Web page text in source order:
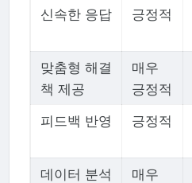
신속한 응답
긍정적
맞춤형 해결
책 제공
매우
긍정적
피드백 반영 긍정적
데이터 분석
매우